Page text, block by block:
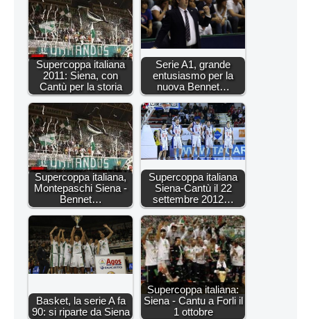
Supercoppa italiana
2011: Siena, con
Cantù per la storia
Serie A1, grande
entusiasmo per la
nuova Bennet…
Supercoppa italiana,
Montepaschi Siena -
Bennet…
Supercoppa italiana
Siena-Cantù il 22
settembre 2012…
Basket, la serie A fa
90: si riparte da Siena
Supercoppa italiana:
Siena - Cantu a Forli il
1 ottobre